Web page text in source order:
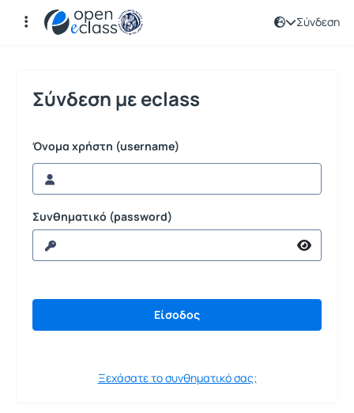
Σύνδεση
Σύνδεση
Σύνδεση με eclass
Όνομα χρήστη (username)
Συνθηματικό (password)
Ξεχάσατε το συνθηματικό σας;